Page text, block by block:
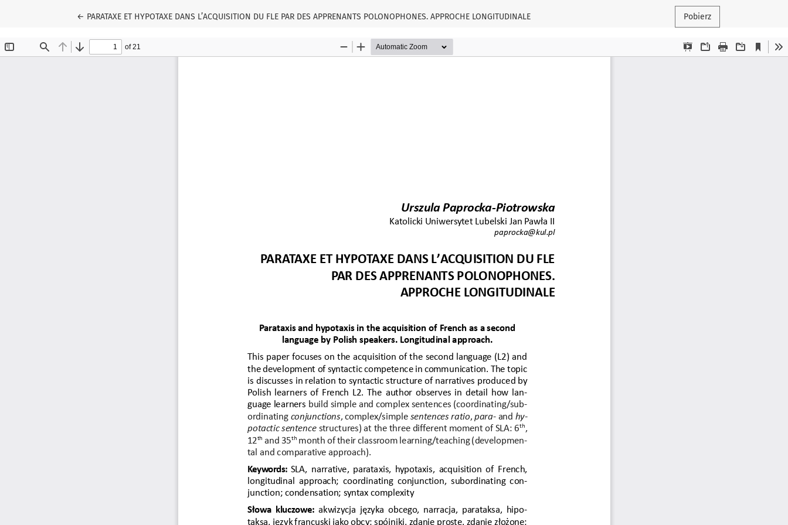
← Wróć do szczegółów artykułu
PARATAXE ET HYPOTAXE DANS L’ACQUISITION DU FLE PAR DES APPRENANTS POLONOPHONES. APPROCHE LONGITUDINALE Pobierz